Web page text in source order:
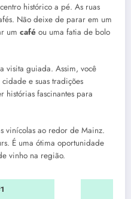
histórico a pé. As ruas
Não deixe de parar em um
um café ou uma fatia de bolo
visita guiada. Assim, você
e suas tradições
histórias fascinantes para
vinícolas ao redor de Mainz.
É uma ótima oportunidade
vinho na região.